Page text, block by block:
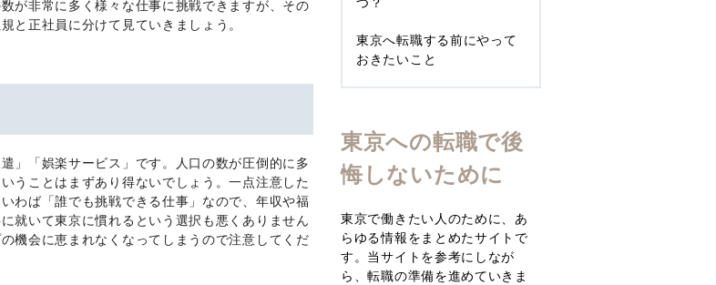
が非常に多く様々な仕事に挑戦できますが、その
と正社員に分けて見ていきましょう。
」「娯楽サービス」です。人口の数が圧倒的に多
うことはまずあり得ないでしょう。一点注意した
わば「誰でも挑戦できる仕事」なので、年収や福
就いて東京に慣れるという選択も悪くありません
機会に恵まれなくなってしまうので注意してくだ
東京へ転職する前にやって
おきたいこと
東京への転職で後
悔しないために
東京で働きたい人のために、あ
らゆる情報をまとめたサイトで
す。当サイトを参考にしなが
ら、転職の準備を進めていきま